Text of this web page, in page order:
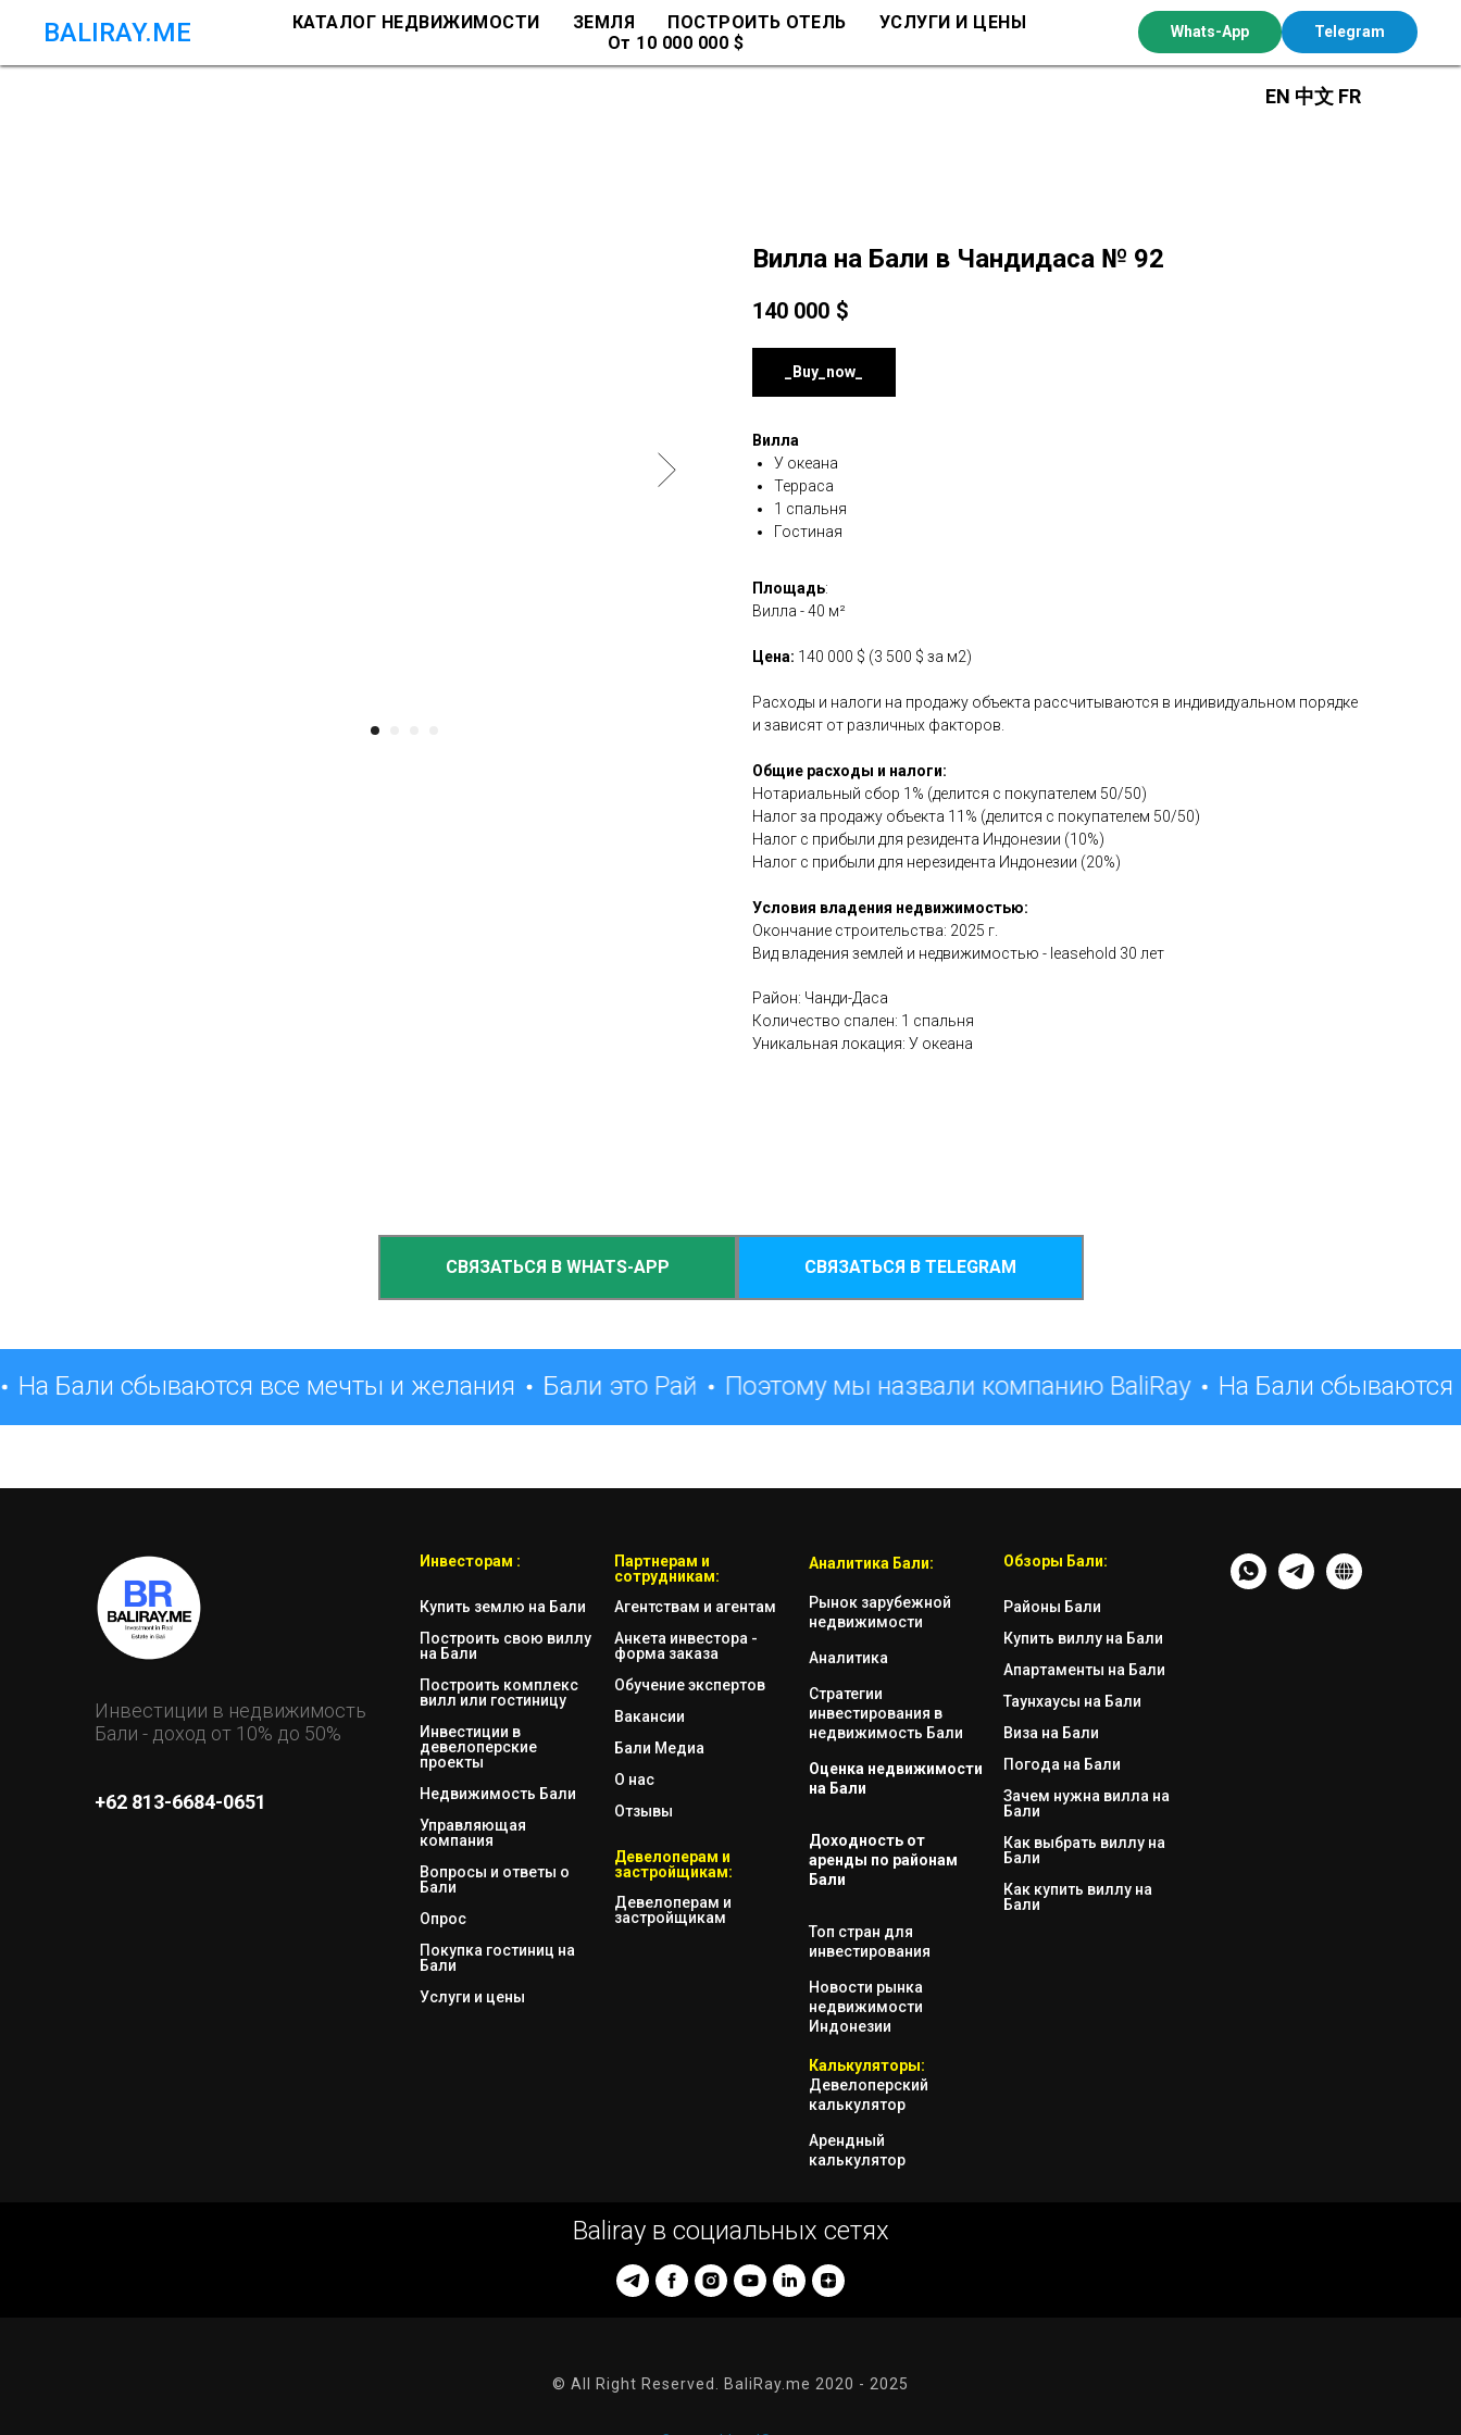
BALIRAY.ME КАТАЛОГ НЕДВИЖИМОСТИ ЗЕМЛЯ ПОСТРОИТЬ ОТЕЛЬ
УСЛУГИ И ЦЕНЫ
От 10 000 000 $
Whats-App Telegram
EN 中文 FR
Вилла на Бали в Чандидаса № 92
140 000 $
_Buy_now_
Вилла
У океана
Терраса
1 спальня
Гостиная
Площадь:
Вилла - 40 м²
Цена: 140 000 $ (3 500 $ за м2)
Расходы и налоги на продажу объекта рассчитываются в индивидуальном порядке
и зависят от различных факторов.
Общие расходы и налоги:
Нотариальный сбор 1% (делится с покупателем 50/50)
Налог за продажу объекта 11% (делится с покупателем 50/50)
Налог с прибыли для резидента Индонезии (10%)
Налог с прибыли для нерезидента Индонезии (20%)
Условия владения недвижимостью:
Окончание строительства: 2025 г.
Вид владения землей и недвижимостью - leasehold 30 лет
Район: Чанди-Даса
Количество спален: 1 спальня
Уникальная локация: У океана
СВЯЗАТЬСЯ В WHATS-APP СВЯЗАТЬСЯ В TELEGRAM
На Бали сбываются все мечты и желания Бали это Рай Поэтому мы назвали компанию BaliRay На Бали
Инвестиции в недвижимость
Бали - доход от 10% до 50%
+62 813-6684-0651
Инвесторам :
Купить землю на Бали
Построить свою виллу
на Бали
Построить комплекс
вилл или гостиницу
Инвестиции в
девелоперские
проекты
Недвижимость Бали
Управляющая
компания
Вопросы и ответы о
Бали
Опрос
Покупка гостиниц на
Бали
Услуги и цены
Партнерам и
сотрудникам:
Агентствам и агентам
Анкета инвестора -
форма заказа
Обучение экспертов
Вакансии
Бали Медиа
О нас
Отзывы
Девелоперам и
застройщикам:
Девелоперам и
застройщикам
Аналитика Бали:
Рынок зарубежной
недвижимости
Аналитика
Стратегии
инвестирования в
недвижимость Бали
Оценка недвижимости
на Бали
Доходность от
аренды по районам
Бали
Топ стран для
инвестирования
Новости рынка
недвижимости
Индонезии
Калькуляторы:
Девелоперский
калькулятор
Арендный
калькулятор
Обзоры Бали:
Районы Бали
Купить виллу на Бали
Апартаменты на Бали
Таунхаусы на Бали
Виза на Бали
Погода на Бали
Зачем нужна вилла на
Бали
Как выбрать виллу на
Бали
Как купить виллу на
Бали
Baliray в социальных сетях
© All Right Reserved. BaliRay.me 2020 - 2025